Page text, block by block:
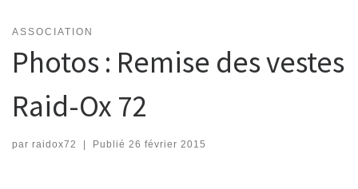
ASSOCIATION
Photos : Remise des vestes
Raid-Ox 72
par raidox72 | Publié 26 février 2015